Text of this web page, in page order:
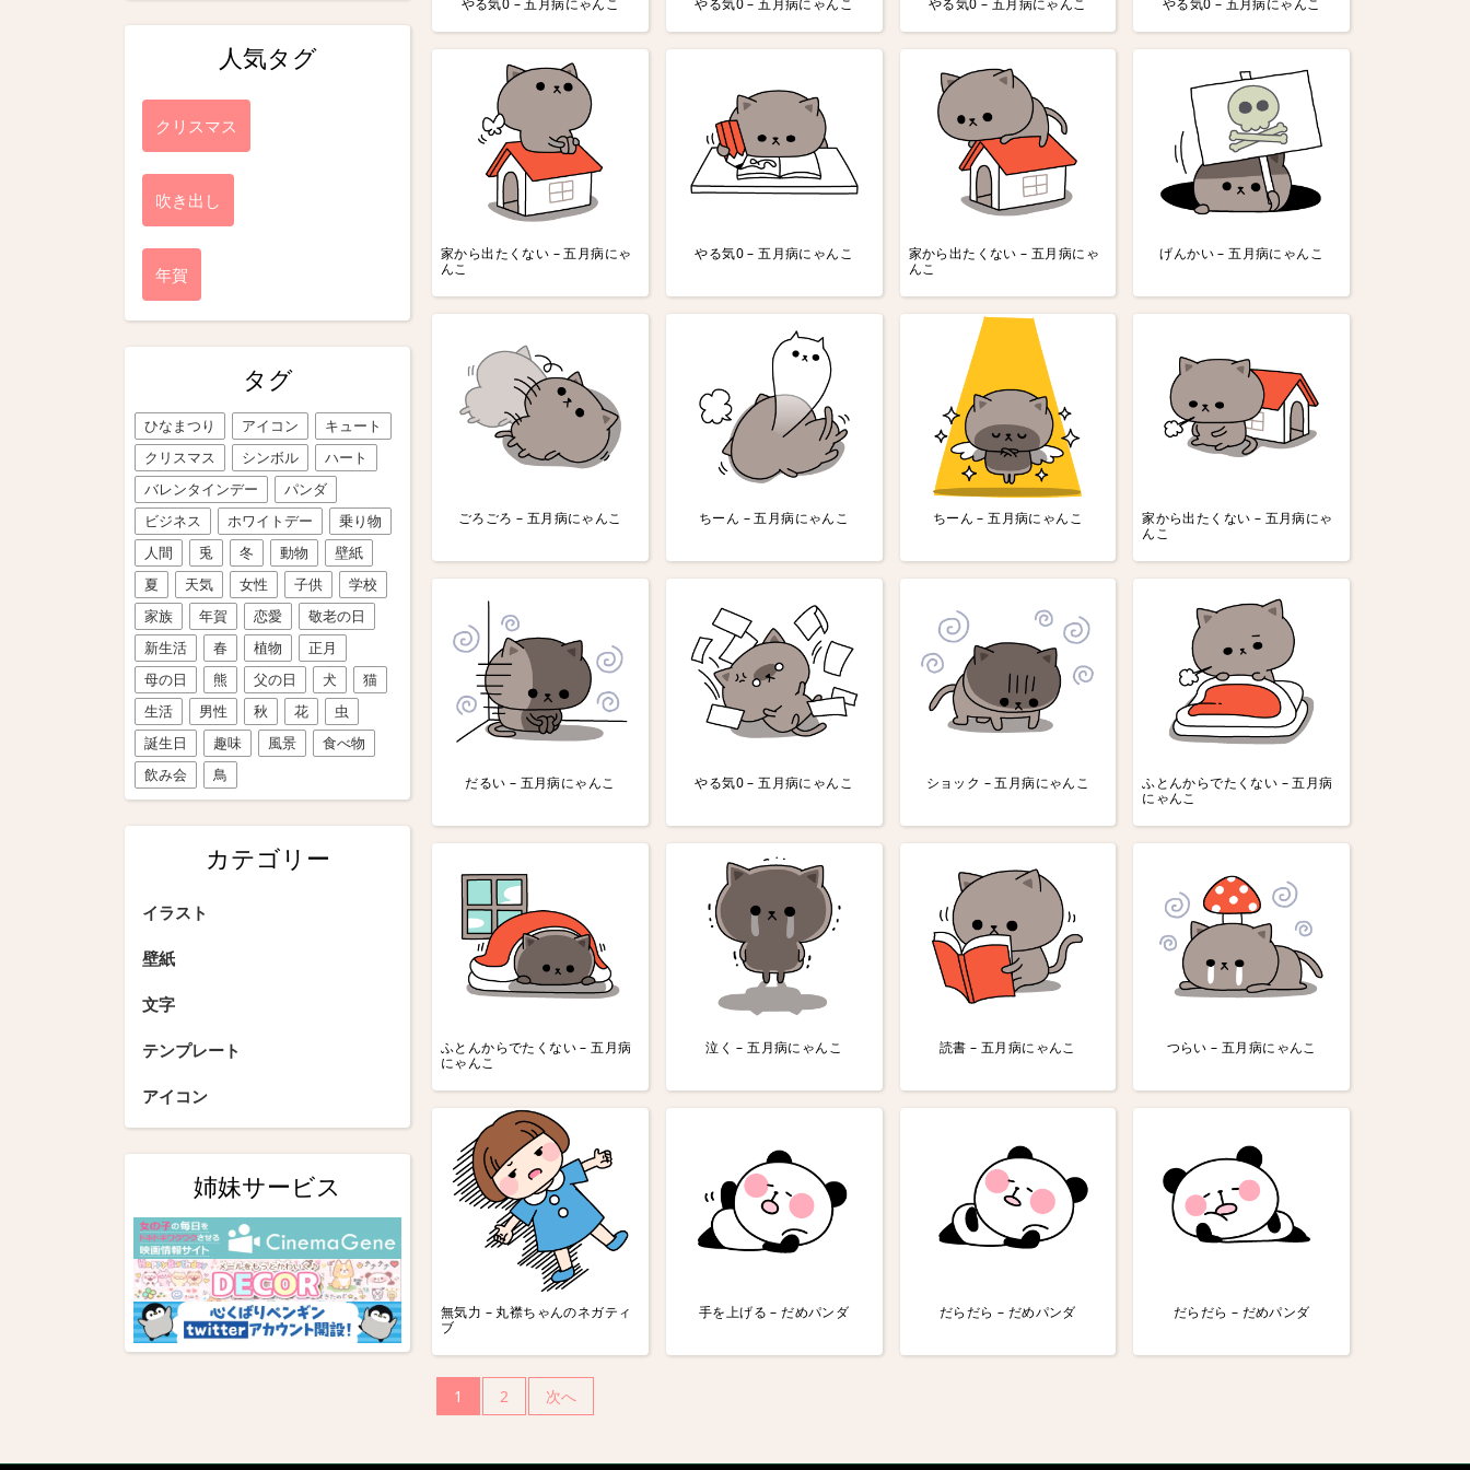
人気タグ
クリスマス
吹き出し
年賀
タグ
ひなまつり アイコン
キュート
クリスマス
シンボル
ハート
バレンタインデー
パンダ
ビジネス
ホワイトデー
乗り物
人間
兎 冬 動物
壁紙
夏
天気 女性 子供
学校
家族
年賀 恋愛
敬老の日
新生活
春 植物
正月
母の日
熊 父の日 犬
猫
生活
男性 秋 花
虫
誕生日
趣味 風景
食べ物
飲み会
鳥
カテゴリー
イラスト
壁紙
文字
テンプレート
アイコン
姉妹サービス
やる気0 – 五月病にゃんこ やる気0 – 五月病にゃんこ やる気0 – 五月病にゃんこ やる気0 – 五月病にゃんこ
家から出たくない – 五月病にゃ
んこ
やる気0 – 五月病にゃんこ
家から出たくない – 五月病にゃ
んこ
げんかい – 五月病にゃんこ
ごろごろ – 五月病にゃんこ ちーん – 五月病にゃんこ ちーん – 五月病にゃんこ
家から出たくない – 五月病にゃ
んこ
だるい – 五月病にゃんこ やる気0 – 五月病にゃんこ ショック – 五月病にゃんこ
ふとんからでたくない – 五月病
にゃんこ
ふとんからでたくない – 五月病
にゃんこ
泣く – 五月病にゃんこ 読書 – 五月病にゃんこ つらい – 五月病にゃんこ
無気力 – 丸襟ちゃんのネガティ
ブ
手を上げる – だめパンダ だらだら – だめパンダ だらだら – だめパンダ
投
稿
1 2 次へ